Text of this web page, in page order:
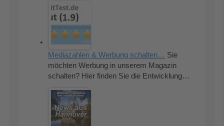
Mediazahlen & Werbung schalten… Sie
möchten Werbung in unserem Magazin
schalten? Hier finden Sie die Entwicklung…